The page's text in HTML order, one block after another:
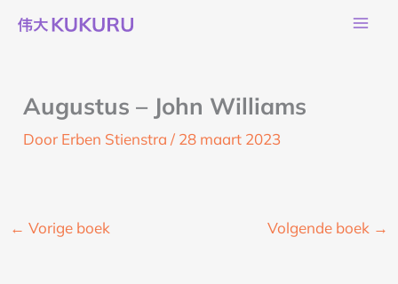
naar
Augustus – John Williams
Door Erben Stienstra/ 28 maart 2023
← Vorige boek Volgende boek →